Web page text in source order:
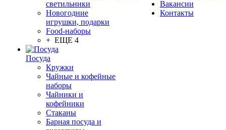
светильники
Новогодние
игрушки, подарки
Food-наборы
+ ЕЩЕ 4
Посуда
Кружки
Чайные и кофейные
наборы
Чайники и
кофейники
Стаканы
Барная посуда и
Вакансии
Контакты